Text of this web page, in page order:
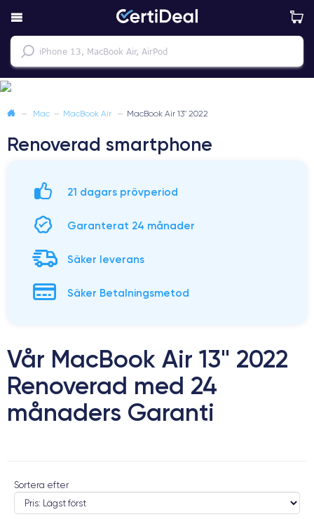
— Mac — MacBook Air — MacBook Air 13" 2022
Renoverad smartphone
21 dagars prövperiod
Garanterat 24 månader
Säker leverans
Säker Betalningsmetod
Vår MacBook Air 13" 2022
Renoverad med 24
månaders Garanti
Sortera efter